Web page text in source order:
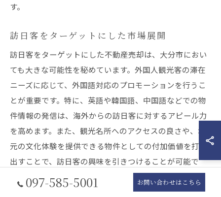
す。
訪日客をターゲットにした市場展開
訪日客をターゲットにした不動産売却は、大分市におい
ても大きな可能性を秘めています。外国人観光客の滞在
ニーズに応じて、外国語対応のプロモーションを行うこ
とが重要です。特に、英語や韓国語、中国語などでの物
件情報の発信は、海外からの訪日客に対するアピール力
を高めます。また、観光名所へのアクセスの良さや、地
元の文化体験を提供できる物件としての付加価値を打ち
出すことで、訪日客の興味を引きつけることが可能で
す。このような市場展開により、大分市の不動産市場に
おいて新たな売却機会を創出することができます。
097-585-5001 お問い合わせはこちら